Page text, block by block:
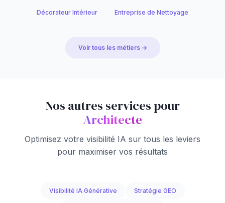
Décorateur Intérieur Entreprise de Nettoyage
Voir tous les métiers →
Nos autres services pour
Architecte
Optimisez votre visibilité IA sur tous les leviers
pour maximiser vos résultats
Visibilité IA Générative Stratégie GEO